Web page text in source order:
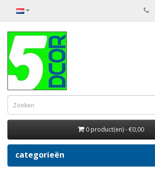
0 product(en) - €0,00
categorieën